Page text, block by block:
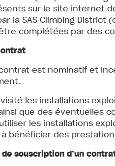
sur le site internet
la SAS Climbing District
complétées par des
est nominatif et
les installations
que des éventuelles
les installations
bénéficier des
souscription d’un